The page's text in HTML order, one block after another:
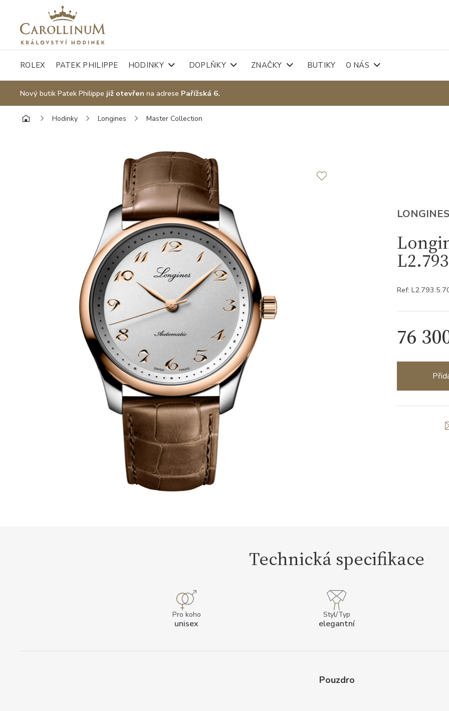
ROLEX PATEK PHILIPPE HODINKY DOPLŇKY ZNAČKY BUTIKY O NÁS
Nový butik Patek Philippe již otevřen na adrese Pařížská 6.
Hodinky Longines Master Collection
LONGINES
Ref:
76
Technická specifikace
Pro koho
unisex
Styl/Typ
elegantní
Pouzdro